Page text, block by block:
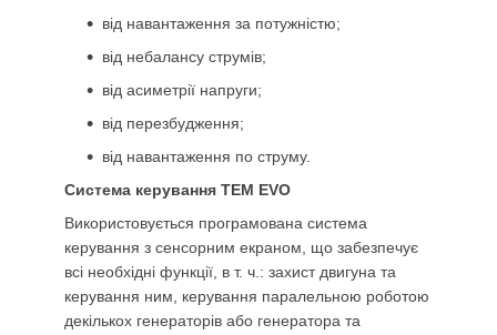
від навантаження за потужністю;
від небалансу струмів;
від асиметрії напруги;
від перезбудження;
від навантаження по струму.
Система керування TEM EVO
Використовується програмована система
керування з сенсорним екраном, що забезпечує
всі необхідні функції, в т. ч.: захист двигуна та
керування ним, керування паралельною роботою
декількох генераторів або генератора та